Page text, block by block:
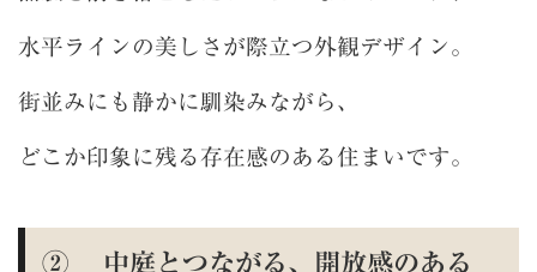
水平ラインの美しさが際立つ外観デザイン。
街並みにも静かに馴染みながら、
どこか印象に残る存在感のある住まいです。
② 中庭とつながる、開放感のある